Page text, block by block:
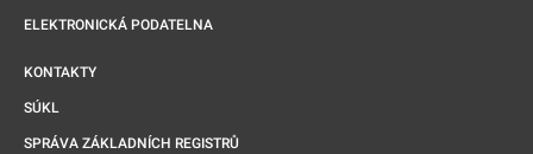
ELEKTRONICKÁ PODATELNA
KONTAKTY
SÚKL
SPRÁVA ZÁKLADNÍCH REGISTRŮ